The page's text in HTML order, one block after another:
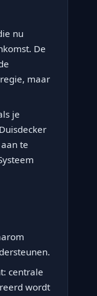
nu
De
maar
je
te
centrale
wordt